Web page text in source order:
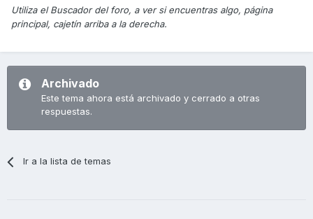
Utiliza el Buscador del foro, a ver si encuentras algo, página
principal, cajetín arriba a la derecha.
Archivado
Este tema ahora está archivado y cerrado a otras
respuestas.
Ir a la lista de temas